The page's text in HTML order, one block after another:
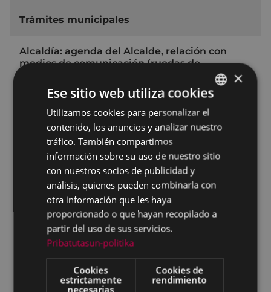
Trámites municipales
Alcaldía: agenda del Alcalde, relación con
medios de comunicación (ruedas de
civiles…
Secretaría: registro de documentos, Tablón
de anuncios Digital, expedientes de
responsabilidad patrimonial, Registro de
Asociaciones de Interés Municipal,
matrimonios civiles, fé pública, recursos
contencioso-administrativos, administración
electoral…
Estadística - Padrón municipal de
habitantes: altas, bajas, cambio de domicilio,
volantes...
Baja en el padrón de habitantes: por
defunción o cambio de residencia
Personal: procesos de selección, contratación
BASQUE
SPANISH
×
Ese sitio web utiliza cookies
Utilizamos cookies para personalizar el
contenido, los anuncios y analizar nuestro
tráfico. También compartimos
información sobre su uso de nuestro sitio
con nuestros socios de publicidad y
análisis, quienes pueden combinarla con
otra información que les haya
proporcionado o que hayan recopilado a
partir del uso de sus servicios.
Pribatutasun-politika
Cookies
estrictamente
necesarias
Cookies de
rendimiento